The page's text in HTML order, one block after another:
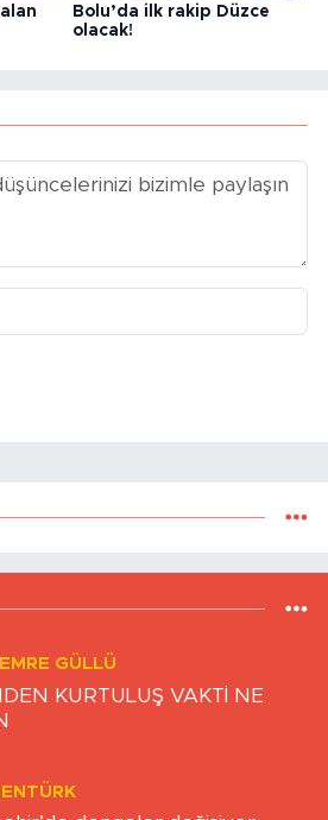
Bolu’da ilk rakip Düzce
olacak!
GÜLLÜ
KURTULUŞ VAKTİ NE